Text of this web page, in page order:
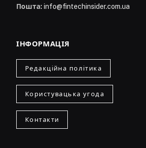
Пошта: info@fintechinsider.com.ua
ІНФОРМАЦІЯ
Редакційна політика
Користувацька угода
Контакти